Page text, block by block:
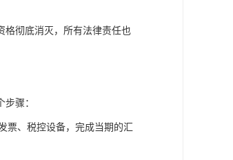
格彻底消灭，所有法律责任也
骤：
、税控设备，完成当期的汇